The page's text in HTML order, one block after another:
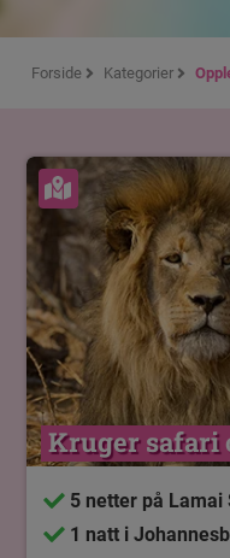
Forside Kategorier
Se kart
Kruger safari
5 netter på
1 natt i